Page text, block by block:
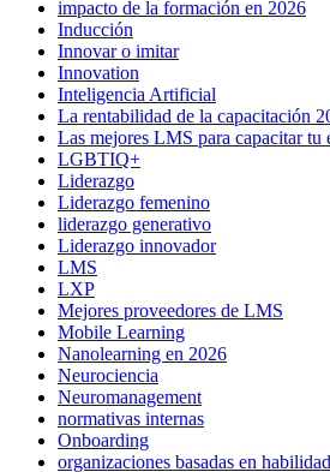
impacto de la formación en 2026
Inducción
Innovar o imitar
Innovation
Inteligencia Artificial
La rentabilidad de la capacitación
Las mejores LMS para capacitar tu
LGBTIQ+
Liderazgo
Liderazgo femenino
liderazgo generativo
Liderazgo innovador
LMS
LXP
Mejores proveedores de LMS
Mobile Learning
Nanolearning en 2026
Neurociencia
Neuromanagement
normativas internas
Onboarding
organizaciones basadas en